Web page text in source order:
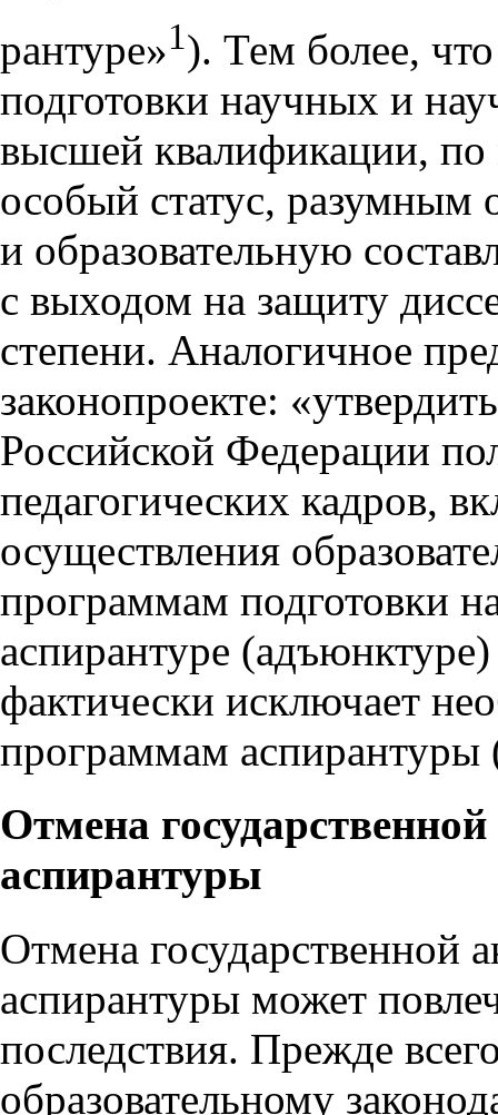
рантуре»1). Тем более,
подготовки научных и
высшей квалификации,
особый статус,
и образовательную
с выходом на защиту
степени. Аналогичное
законопроекте:
Российской Федерации
педагогических кадров,
осуществления
программам подготовки
аспирантуре
фактически исключает
программам
Отмена
аспирантуры
Отмена государственной
аспирантуры может
последствия. Прежде
образовательному